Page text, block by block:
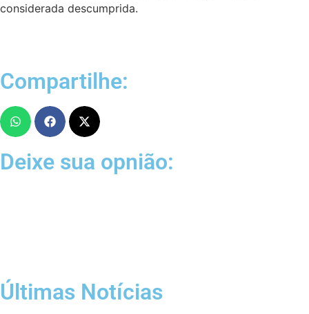
considerada descumprida.
Compartilhe:
Deixe sua opnião:
Últimas Notícias